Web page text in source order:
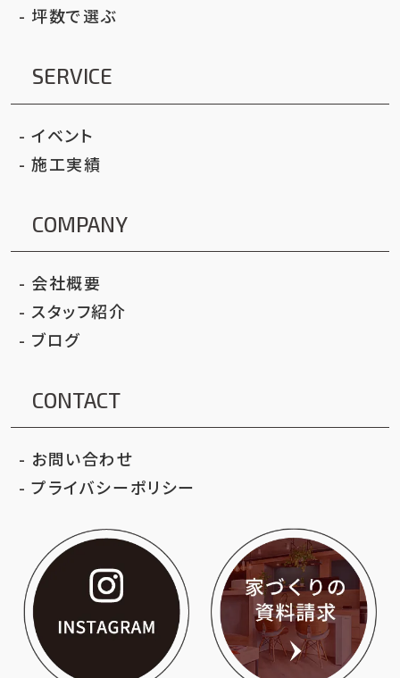
坪数で選ぶ
SERVICE
イベント
施工実績
COMPANY
会社概要
スタッフ紹介
ブログ
CONTACT
お問い合わせ
プライバシーポリシー
いろはクリエイト公